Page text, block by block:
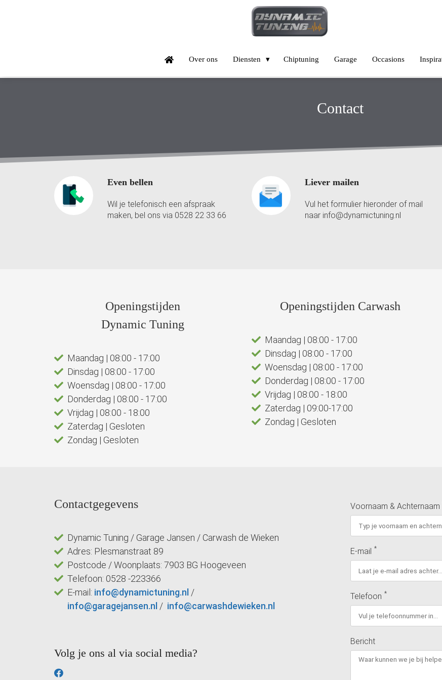
Over ons Diensten Chiptuning Garage Occasions
Contact
Even bellen
Wil je telefonisch een afspraak
maken, bel ons via 0528 22 33 66
Liever mailen
Vul het formulier hieronder of mail
naar info@dynamictuning.nl
Openingstijden
Dynamic Tuning
Maandag | 08:00 - 17:00
Dinsdag | 08:00 - 17:00
Woensdag | 08:00 - 17:00
Donderdag | 08:00 - 17:00
Vrijdag | 08:00 - 18:00
Zaterdag | Gesloten
Zondag | Gesloten
Openingstijden Carwash
Maandag | 08:00 - 17:00
Dinsdag | 08:00 - 17:00
Woensdag | 08:00 - 17:00
Donderdag | 08:00 - 17:00
Vrijdag | 08:00 - 18:00
Zaterdag | 09:00-17:00
Zondag | Gesloten
Contactgegevens
Dynamic Tuning / Garage Jansen / Carwash de Wieken
Adres: Plesmanstraat 89
Postcode / Woonplaats: 7903 BG Hoogeveen
Telefoon: 0528 -223366
E-mail: info@dynamictuning.nl /
info@garagejansen.nl / info@carwashdewieken.nl
Volg je ons al via social media?
Voornaam & Achternaam
E-mail *
Telefoon *
Bericht